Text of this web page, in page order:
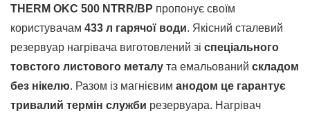
THERM OKC 500 NTRR/BP пропонує своїм
користувачам 433 л гарячої води. Якісний сталевий
резервуар нагрівача виготовлений зі спеціального
товстого листового металу та емальований складом
без нікелю. Разом із магнієвим анодом це гарантує
тривалий термін служби резервуара. Нагрівач